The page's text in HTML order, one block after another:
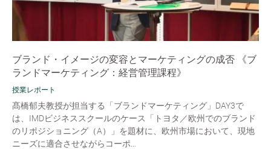
ブランド・イメージの変容とマーケティングの成否 《ブ
ランドマーケティング：経営管理課程》
授業レポート
髙橋郁夫教授が担当する「ブランドマーケティング」DAY3で
は、IMDビジネススクールのケース「トヨタ／欧州でのブランド
のリポジショニング（A）」を題材に、欧州市場において、現地
ニーズに適合させながらコーポ...